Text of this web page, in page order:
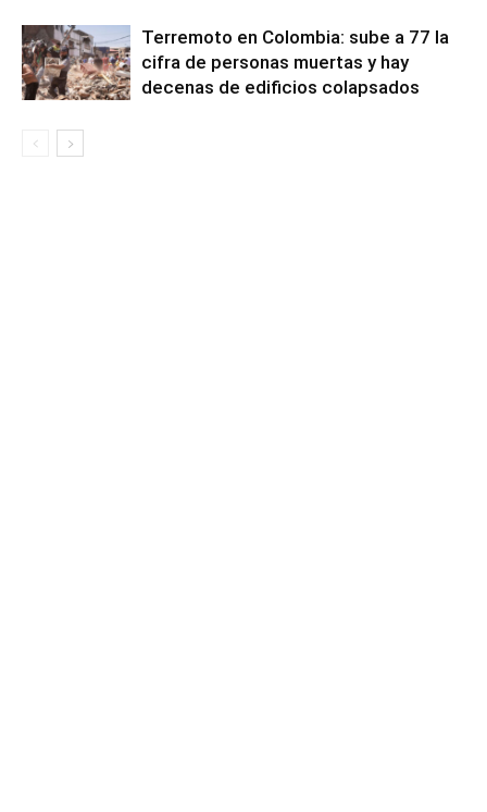
Terremoto en Colombia: sube a 77 la
cifra de personas muertas y hay
decenas de edificios colapsados